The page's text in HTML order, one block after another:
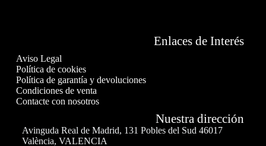
Enlaces de Interés
Aviso Legal
Política de cookies
Política de garantía y devoluciones
Condiciones de venta
Contacte con nosotros
Nuestra dirección
Avinguda Real de Madrid, 131 Pobles del Sud 46017
València, VALENCIA